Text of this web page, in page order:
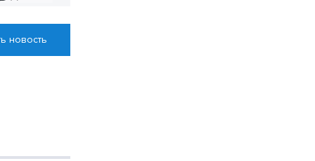
новость